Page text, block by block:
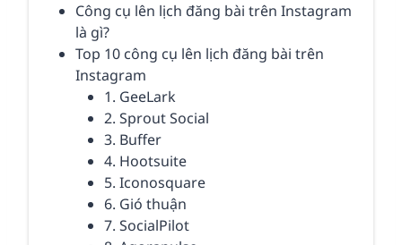
Công cụ lên lịch đăng bài trên Instagram
là gì?
Top 10 công cụ lên lịch đăng bài trên
Instagram
1. GeeLark
2. Sprout Social
3. Buffer
4. Hootsuite
5. Iconosquare
6. Gió thuận
7. SocialPilot